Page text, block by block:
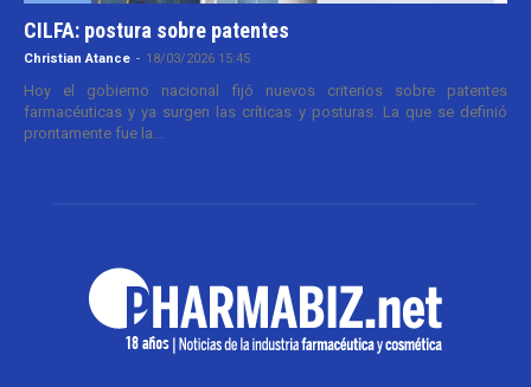
CILFA: postura sobre patentes
Christian Atance - 18/03/2026 15:45
Hoy el gobierno nacional fijó nuevos criterios sobre patentes
farmacéuticas y ya surgen las críticas y posturas. La que se definió
prontamente fue la...